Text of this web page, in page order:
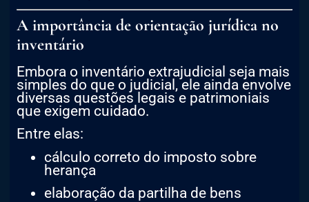
A importância de orientação jurídica no
inventário
Embora o inventário extrajudicial seja mais
simples do que o judicial, ele ainda envolve
diversas questões legais e patrimoniais
que exigem cuidado.
Entre elas:
cálculo correto do imposto sobre
herança
elaboração da partilha de bens